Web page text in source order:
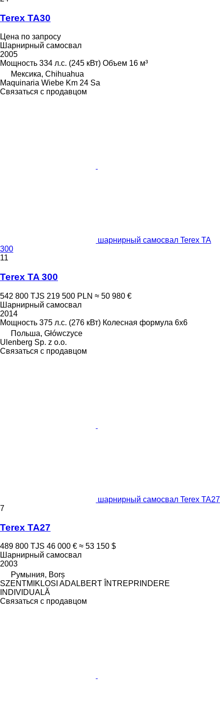
Terex TA30
Цена по запросу
Шарнирный самосвал
2005
Мощность 334 л.с. (245 кВт) Объем 16 м³
Мексика, Chihuahua
Maquinaria Wiebe Km 24 Sa
Связаться с продавцом
шарнирный самосвал Terex TA
300
11
Terex TA 300
542 800 TJS 219 500 PLN ≈ 50 980 €
Шарнирный самосвал
2014
Мощность 375 л.с. (276 кВт) Колесная формула 6x6
Польша, Główczyce
Ulenberg Sp. z o.o.
Связаться с продавцом
шарнирный самосвал Terex TA27
7
Terex TA27
489 800 TJS 46 000 € ≈ 53 150 $
Шарнирный самосвал
2003
Румыния, Borș
SZENTMIKLOSI ADALBERT ÎNTREPRINDERE
INDIVIDUALĂ
Связаться с продавцом